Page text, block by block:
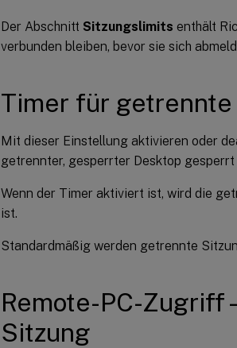
Der Abschnitt Sitzungslimits enthält
verbunden bleiben, bevor sie sich
Timer für
Mit dieser Einstellung aktivieren oder
getrennter, gesperrter Desktop
Wenn der Timer aktiviert ist, wird die
ist.
Standardmäßig werden getrennte
Remote-PC-Zugriff
Sitzung